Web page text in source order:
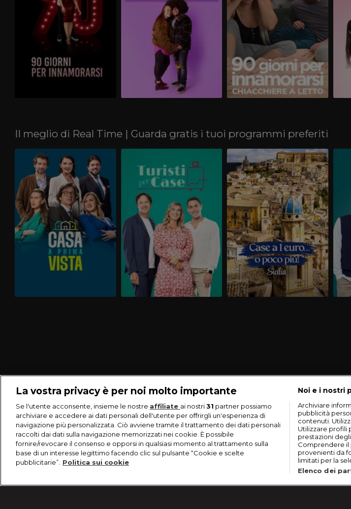
90 Giorni Collection... Guardali tutti!
Il meglio di Real Time | Guarda gratis i tuoi programmi preferiti
La vostra privacy è per noi molto importante
Se l'utente acconsente, insieme le nostre affiliate ai nostri31 partner possiamo
archiviare e accedere ai dati personali dell'utente per offrirgli un'esperienza di
navigazione più personalizzata. Ciò avviene tramite il trattamento dei dati personali
raccolti dai dati sulla navigazione memorizzati nei cookie. È possibile
fornire/revocare il consenso e opporsi in qualsiasi momento al trattamento sulla
base di un interesse legittimo facendo clic sul pulsante “Cookie e scelte
pubblicitarie”. Politica sui cookie
Noi e i nostri
Archiviare
pubblicità
contenuti.
Utilizzare profili
prestazioni
Comprendere il
provenienti da
limitati per la
Elenco dei